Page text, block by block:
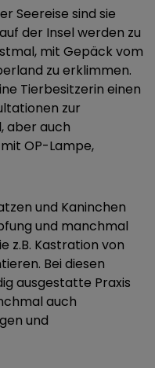
Seereise sind sie
der Insel werden zu
mit Gepäck vom
zu erklimmen.
Tierbesitzerin einen
zur
aber auch
OP-Lampe,
und Kaninchen
und manchmal
z.B. Kastration von
Bei diesen
ausgestatte Praxis
auch
und